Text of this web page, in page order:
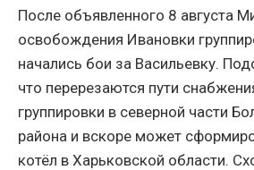
После объявленного 8 августа
освобождения Ивановки
начались бои за Васильевку.
что перерезаются пути
группировки в северной части
района и вскоре может
котёл в Харьковской области.